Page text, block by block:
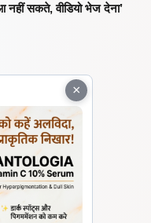
सकते, वीडियो भेज देना’
×